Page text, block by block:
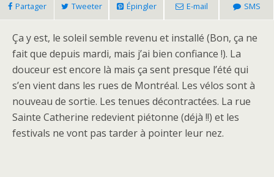
Partager Tweeter Épingler E-mail SMS
Ça y est, le soleil semble revenu et installé (Bon, ça ne
fait que depuis mardi, mais j’ai bien confiance !). La
douceur est encore là mais ça sent presque l’été qui
s’en vient dans les rues de Montréal. Les vélos sont à
nouveau de sortie. Les tenues décontractées. La rue
Sainte Catherine redevient piétonne (déjà !!) et les
festivals ne vont pas tarder à pointer leur nez.